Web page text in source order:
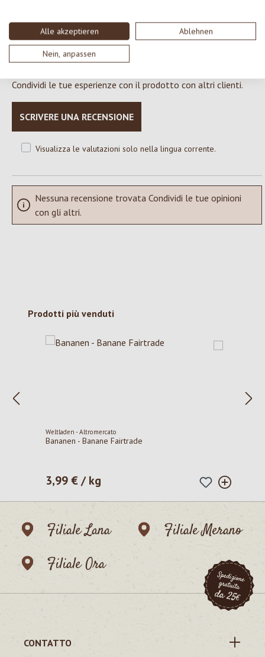
Alle akzeptieren Ablehnen
Nein, anpassen
0 di 0 valutazioni
Valutazione media di 0 su 5 stelle
Formula una valutazione!
Condividi le tue esperienze con il prodotto con altri clienti.
SCRIVERE UNA RECENSIONE
Visualizza le valutazioni solo nella lingua corrente.
Nessuna recensione trovata Condividi le tue opinioni
con gli altri.
Salta la galleria dei prodotti
Prodotti più venduti
Weltladen - Altromercato
Bananen - Banane Fairtrade
Prezzo normale:
3,99 € / kg
Filiale Lana
Filiale Merano
Filiale Ora
CONTATTO